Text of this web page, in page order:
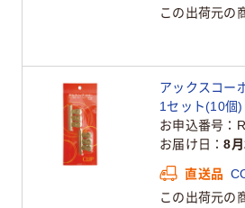
この出荷元の
アックスコー
1セット(10個)
お申込番号
お届け日
8月
直送品
この出荷元の